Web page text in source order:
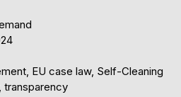
EU case law, Self-Cleaning
transparency